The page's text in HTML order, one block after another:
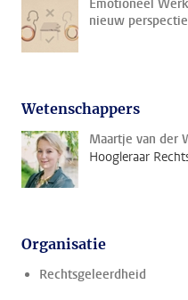
Emotioneel
nieuw
Wetenschappers
Maartje van der
Hoogleraar
Organisatie
Rechtsgeleerdheid